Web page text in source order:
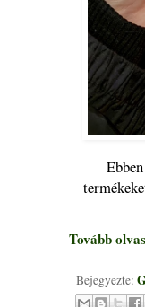
Tovább
Bejegyezte: